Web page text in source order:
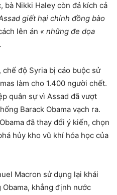
bà Nikki Haley còn đả kích cả
giết hại chính đồng bào
lên án « những đe dọa
độ Syria bị cáo buộc sử
làm cho 1.400 người chết.
quân sự vì Assad đã vượt
Barack Obama vạch ra.
đã thay đổi ý kiến, chọn
hủy kho vũ khí hóa học của
Macron sử dụng lại khái
Obama, khẳng định nước